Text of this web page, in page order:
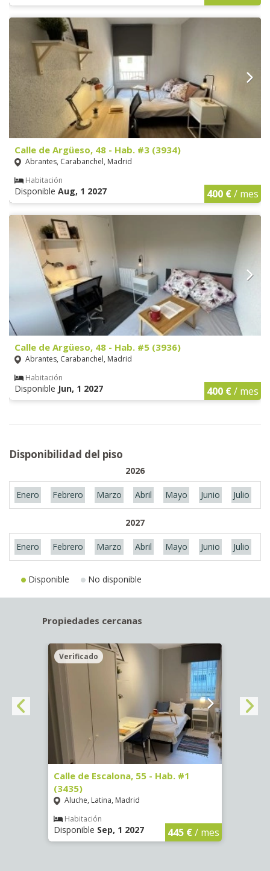
Calle de Argüeso, 48 - Hab. #3 (3934)
Abrantes, Carabanchel, Madrid
Habitación
Disponible Aug, 1 2027 400 €/ mes
Calle de Argüeso, 48 - Hab. #5 (3936)
Abrantes, Carabanchel, Madrid
Habitación
Disponible Jun, 1 2027 400 €/ mes
Disponibilidad del piso
2026
Enero Febrero Marzo Abril Mayo Junio Julio
2027
Enero Febrero Marzo Abril Mayo Junio Julio
Disponible No disponible
Propiedades cercanas
Verificado
Calle de Escalona, 55 - Hab. #1
(3435)
Aluche, Latina, Madrid
Habitación
Disponible Sep, 1 2027 445 €/ mes